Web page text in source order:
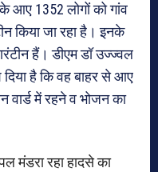
आए 1352 लोगों को गांव
किया जा रहा है। इनके
हैं। डीएम डॉ उज्ज्वल
दिया है कि वह बाहर से आए
वार्ड में रहने व भोजन का
मंडरा रहा हादसे का